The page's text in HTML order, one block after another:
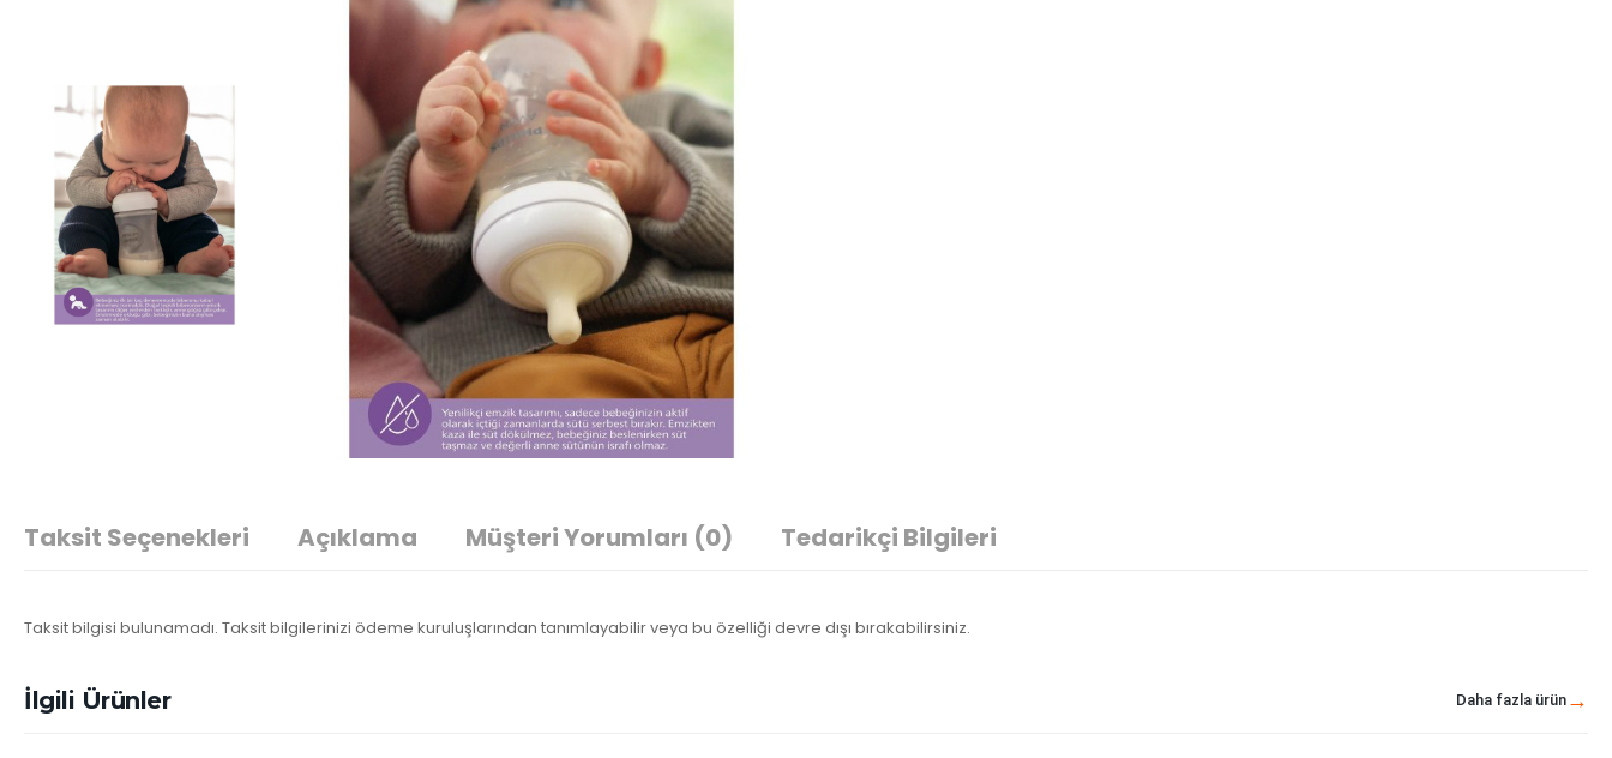
Taksit Seçenekleri Açıklama Müşteri Yorumları (0) Tedarikçi Bilgileri
Taksit bilgisi bulunamadı. Taksit bilgilerinizi ödeme kuruluşlarından tanımlayabilir veya bu özelliği devre dışı bırakabilirsiniz.
İlgili Ürünler Daha fazla ürün